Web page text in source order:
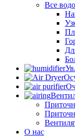
Все
О нас